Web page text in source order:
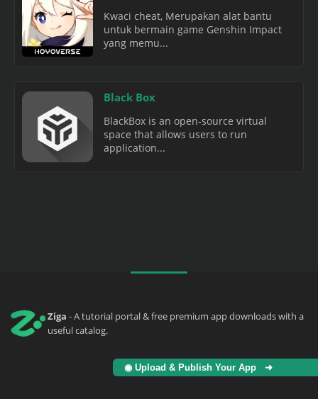
Kwaci cheat, Merupakan alat bantu
untuk bermain game Genshin Impact
yang memu...
Black Box
BlackBox is an open-source virtual
space that allows users to run
application...
Ziga - A tutorial portal & free premium app downloads with a
useful catalog.
◉ Upload & Publish Your App ➜